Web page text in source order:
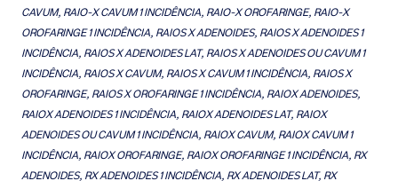
CAVUM, RAIO-X CAVUM 1 INCIDÊNCIA, RAIO-X OROFARINGE, RAIO-X
OROFARINGE 1 INCIDÊNCIA, RAIOS X ADENOIDES, RAIOS X ADENOIDES 1
INCIDÊNCIA, RAIOS X ADENOIDES LAT, RAIOS X ADENOIDES OU CAVUM 1
INCIDÊNCIA, RAIOS X CAVUM, RAIOS X CAVUM 1 INCIDÊNCIA, RAIOS X
OROFARINGE, RAIOS X OROFARINGE 1 INCIDÊNCIA, RAIOX ADENOIDES,
RAIOX ADENOIDES 1 INCIDÊNCIA, RAIOX ADENOIDES LAT, RAIOX
ADENOIDES OU CAVUM 1 INCIDÊNCIA, RAIOX CAVUM, RAIOX CAVUM 1
INCIDÊNCIA, RAIOX OROFARINGE, RAIOX OROFARINGE 1 INCIDÊNCIA, RX
ADENOIDES, RX ADENOIDES 1 INCIDÊNCIA, RX ADENOIDES LAT, RX